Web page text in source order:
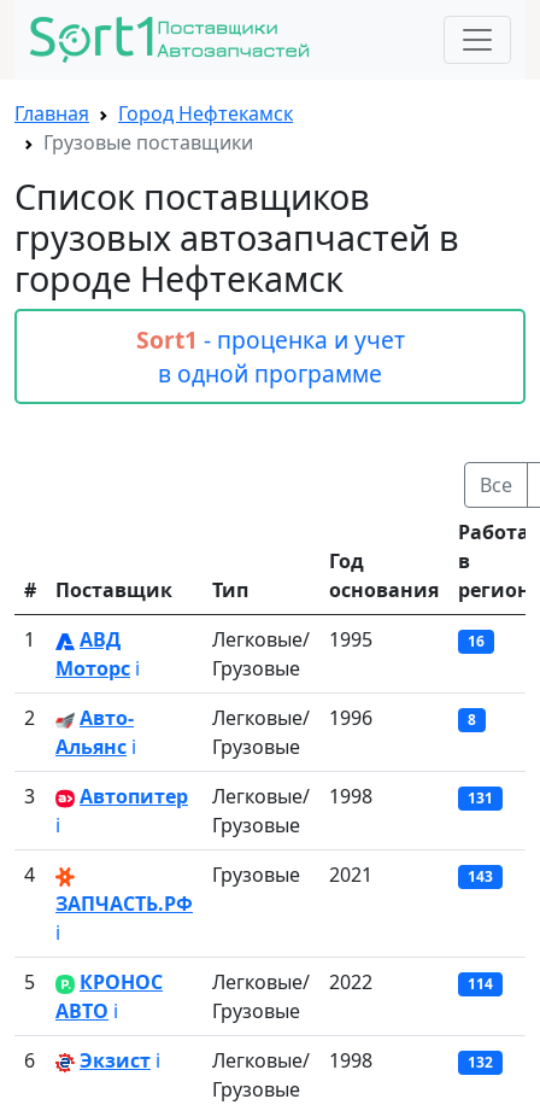
Главная
Город Нефтекамск
Грузовые поставщики
Список поставщиков
грузовых автозапчастей в
городе Нефтекамск
Sort1 - проценка и учет
в одной программе
Все
# Поставщик Тип
Год
основания
в
1
АВД
Моторс ℹ️
Легковые/
Грузовые
1995 16
2
Авто-
Альянс ℹ️
Легковые/
Грузовые
1996 8
3
Автопитер
ℹ️
Легковые/
Грузовые
1998 131
4
ЗАПЧАСТЬ.РФ
ℹ️
Грузовые 2021 143
5
КРОНОС
АВТО ℹ️
Легковые/
Грузовые
2022 114
6 Экзист ℹ️
Легковые/
Грузовые
1998 132